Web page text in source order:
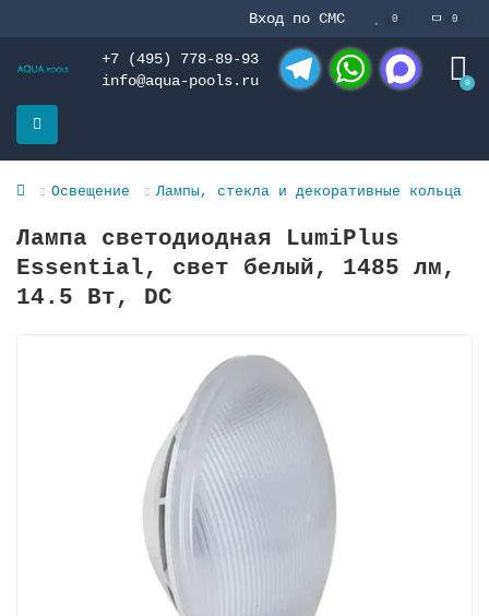
Вход по СМС 0 0
+7 (495) 778-89-93
info@aqua-pools.ru
0
Освещение Лампы, стекла и декоративные кольца
Лампа светодиодная LumiPlus
Essential, свет белый, 1485 лм,
14.5 Вт, DC